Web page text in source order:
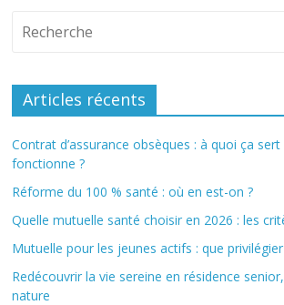
Articles récents
Contrat d’assurance obsèques : à quoi ça
fonctionne ?
Réforme du 100 % santé : où en est-on ?
Quelle mutuelle santé choisir en 2026 : les
Mutuelle pour les jeunes actifs : que
Redécouvrir la vie sereine en résidence
nature